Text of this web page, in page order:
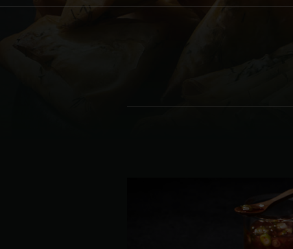
France | France
Hungary | Magyarország